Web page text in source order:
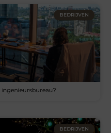
BEDRIJVEN
ingenieursbureau?
BEDRIJVEN